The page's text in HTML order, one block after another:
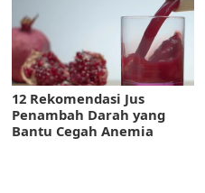
12 Rekomendasi Jus
Penambah Darah yang
Bantu Cegah Anemia